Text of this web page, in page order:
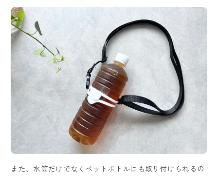
また、水筒だけでなくペットボトルにも取り付けられるの